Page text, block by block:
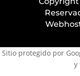
Sitio protegido por
y